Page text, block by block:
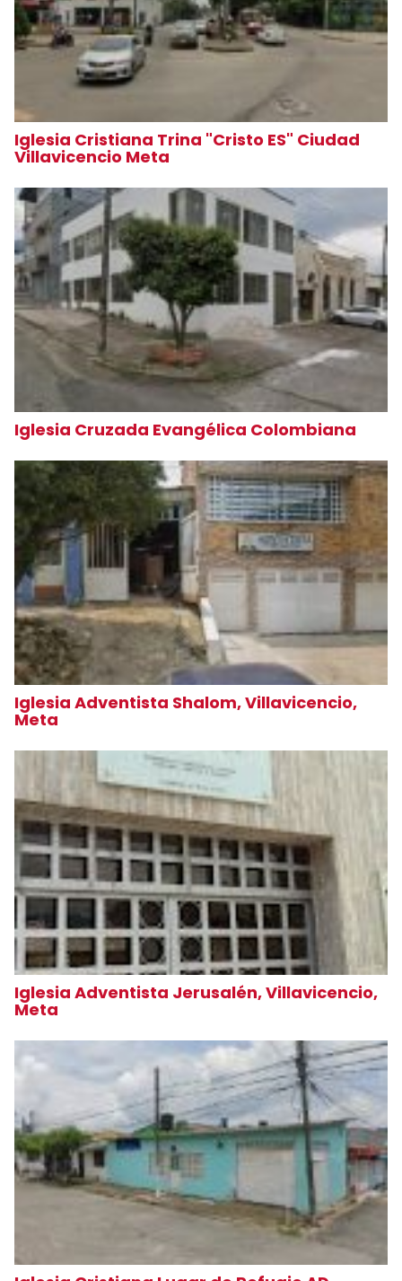
Iglesia Cristiana Trina "Cristo ES" Ciudad
Villavicencio Meta
Iglesia Cruzada Evangélica Colombiana
Iglesia Adventista Shalom, Villavicencio,
Meta
Iglesia Adventista Jerusalén, Villavicencio,
Meta